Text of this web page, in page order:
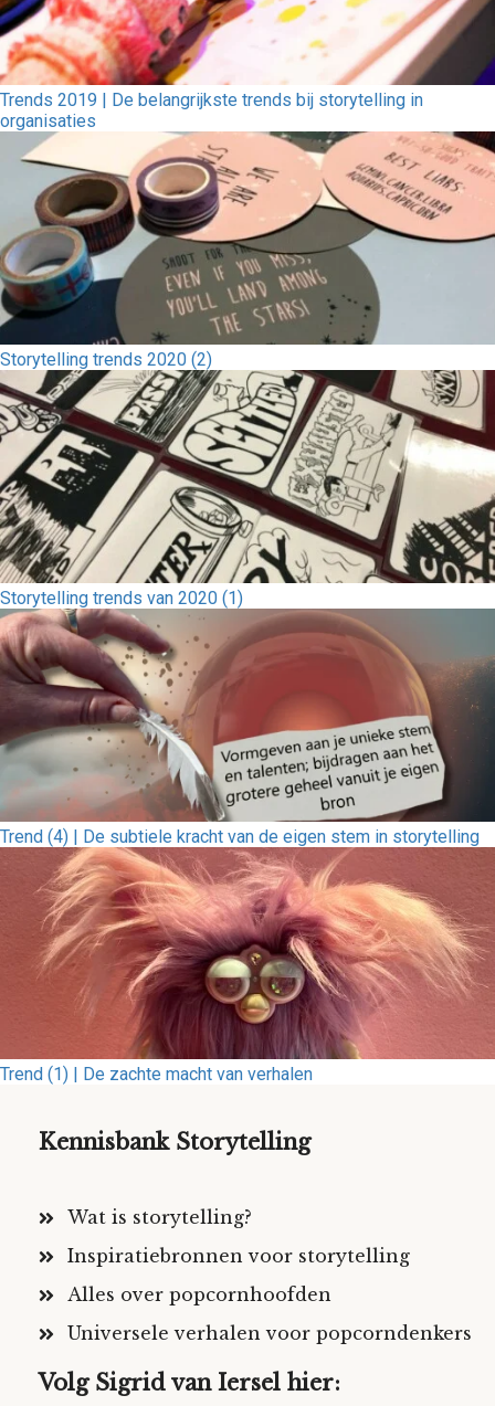
Trends 2019 | De belangrijkste trends bij storytelling in
organisaties
Storytelling trends 2020 (2)
Storytelling trends van 2020 (1)
Trend (4) | De subtiele kracht van de eigen stem in storytelling
Trend (1) | De zachte macht van verhalen
Kennisbank Storytelling
Wat is storytelling?
Inspiratiebronnen voor storytelling
Alles over popcornhoofden
Universele verhalen voor popcorndenkers
Volg Sigrid van Iersel hier: